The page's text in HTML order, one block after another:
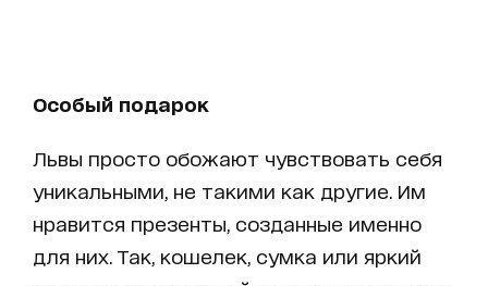
Особый подарок
Львы просто обожают чувствовать себя
уникальными, не такими как другие. Им
нравится презенты, созданные именно
для них. Так, кошелек, сумка или яркий